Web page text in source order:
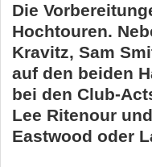
Die
Hochtouren.
Kravitz, Sam
auf den beiden
bei den Club-
Lee Ritenour
Eastwood oder